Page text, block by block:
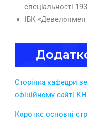
спеціальності
ІБК
Сторінка кафедри
офіційному сайті
Коротко основні